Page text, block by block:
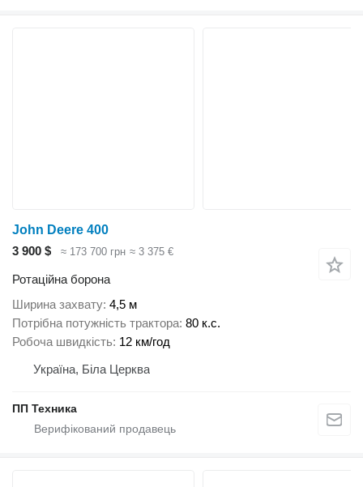
John Deere 400
3 900 $
≈ 173 700 грн ≈ 3 375 €
Ротаційна борона
Ширина захвату 4,5 м
Потрібна потужність трактора 80 к.с.
Робоча швидкість 12 км/год
Україна, Біла Церква
ПП Техника